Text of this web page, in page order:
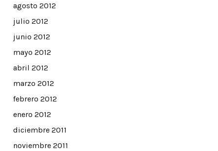
agosto 2012
julio 2012
junio 2012
mayo 2012
abril 2012
marzo 2012
febrero 2012
enero 2012
diciembre 2011
noviembre 2011